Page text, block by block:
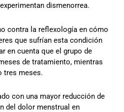
dismenorrea.
contra la reflexología en cómo
que sufrían esta condición
en cuenta que el grupo de
de tratamiento, mientras
tres meses.
con una mayor reducción de
del dolor menstrual en